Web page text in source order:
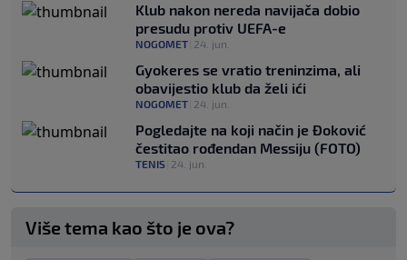
Klub nakon nereda navijača dobio
presudu protiv UEFA-e
NOGOMET 24. jun.
Gyokeres se vratio treninzima, ali
obavijestio klub da želi ići
NOGOMET 24. jun.
Pogledajte na koji način je Đoković
čestitao rođendan Messiju (FOTO)
TENIS 24. jun.
Više tema kao što je ova?